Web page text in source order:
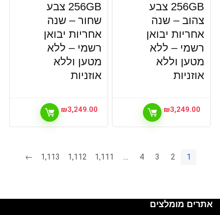
256GB צבע
צהוב – שנה
אחריות יבואן
רשמי – ללא
מטען וללא
אוזניות
₪3,249.00
256GB צבע
שחור – שנה
אחריות יבואן
רשמי – ללא
מטען וללא
אוזניות
₪3,249.00
1
2
3
4
…
1,111
1,112
1,113
←
אתרים מומלצים